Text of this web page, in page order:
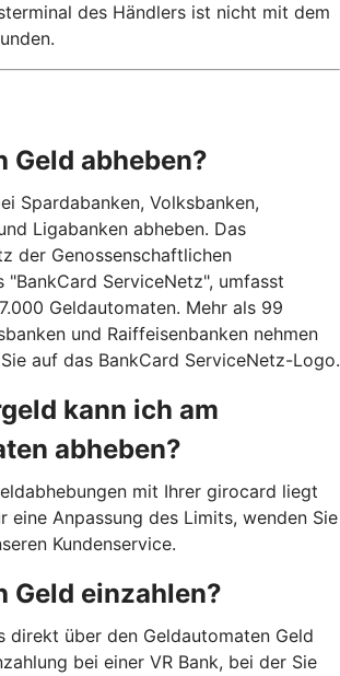
des Händlers ist nicht mit dem
Geld abheben?
Spardabanken, Volksbanken,
Ligabanken abheben. Das
der Genossenschaftlichen
"BankCard ServiceNetz", umfasst
Geldautomaten. Mehr als 99
und Raiffeisenbanken nehmen
auf das BankCard ServiceNetz-Logo.
kann ich am
abheben?
mit Ihrer girocard liegt
eine Anpassung des Limits, wenden Sie
Kundenservice.
Geld einzahlen?
direkt über den Geldautomaten Geld
bei einer VR Bank, bei der Sie